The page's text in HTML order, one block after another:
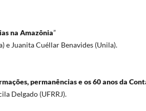
na Amazônia”
e Juanita Cuéllar Benavides (Unila).
permanências e os 60 anos da
Delgado (UFRRJ).